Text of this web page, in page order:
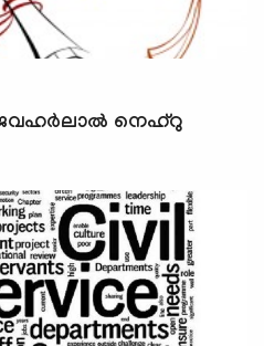
ജവഹര്‍ലാല്‍ നെഹ്റു